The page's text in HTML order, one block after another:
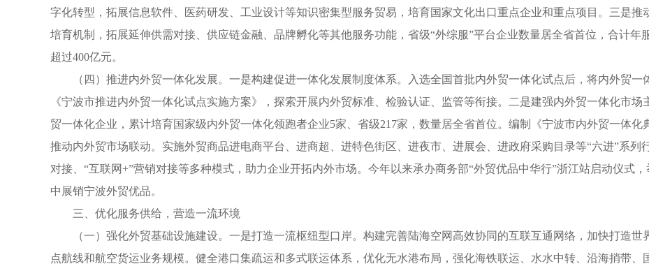
字化转型，拓展信息软件、医药研发、工业设计等知识密集型服务贸易，培育国家文化出口重点企业和重点项目。三是推
培育机制，拓展延伸供需对接、供应链金融、品牌孵化等其他服务功能，省级“外综服”平台企业数量居全省首位，合计年
超过400亿元。
（四）推进内外贸一体化发展。一是构建促进一体化发展制度体系。入选全国首批内外贸一体化试点后，将内外贸
《宁波市推进内外贸一体化试点实施方案》，探索开展内外贸标准、检验认证、监管等衔接。二是建强内外贸一体化市
贸一体化企业，累计培育国家级内外贸一体化领跑者企业5家、省级217家，数量居全省首位。编制《宁波市内外贸一体
推动内外贸市场联动。实施外贸商品进电商平台、进商超、进特色街区、进夜市、进展会、进政府采购目录等“六进”系
对接、“互联网+”营销对接等多种模式，助力企业开拓内外市场。今年以来承办商务部“外贸优品中华行”浙江站启动仪式
中展销宁波外贸优品。
三、优化服务供给，营造一流环境
（一）强化外贸基础设施建设。一是打造一流枢纽型口岸。构建完善陆海空网高效协同的互联互通网络，加快打造
点航线和航空货运业务规模。健全港口集疏运和多式联运体系，优化无水港布局，强化海铁联运、水水中转、沿海捎带